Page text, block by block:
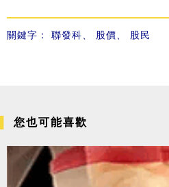
關鍵字： 聯發科 股價 股民
您也可能喜歡